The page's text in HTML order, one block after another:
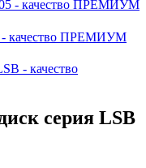
- качество ПРЕМИУМ
серия LSB